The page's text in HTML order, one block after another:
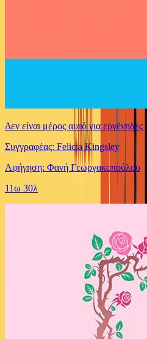
Δεν είναι μέρος αυτό για εργένηδες
Συγγραφέας: Felicia Kingsley
Αφήγηση: Φανή Γεωργακοπούλου
11ω 30λ